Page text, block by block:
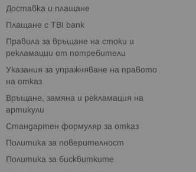
Доставка и плащане
Плащане с TBI bank
Правила за връщане на стоки и
рекламации от потребители
Указания за упражняване на правото
на отказ
Връщане, замяна и рекламация на
артикули
Стандартен формуляр за отказ
Политика за поверителност
Политика за бисквитките